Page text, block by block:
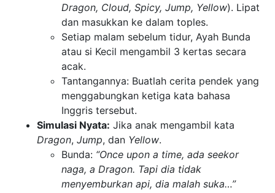
Dragon, Cloud, Spicy, Jump, Yellow). Lipat
dan masukkan ke dalam toples.
Setiap malam sebelum tidur, Ayah Bunda
atau si Kecil mengambil 3 kertas secara
acak.
Tantangannya: Buatlah cerita pendek yang
menggabungkan ketiga kata bahasa
Inggris tersebut.
Simulasi Nyata: Jika anak mengambil kata
Dragon, Jump, dan Yellow.
Bunda: “Once upon a time, ada seekor
naga, a Dragon. Tapi dia tidak
menyemburkan api, dia malah suka…”